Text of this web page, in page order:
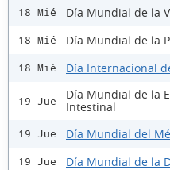
18 Mié Día Mundial de la
18 Mié Día Mundial de la
18 Mié Día Internacional
19 Jue
Día Mundial de la
Intestinal
19 Jue Día Mundial del
19 Jue Día Mundial de la